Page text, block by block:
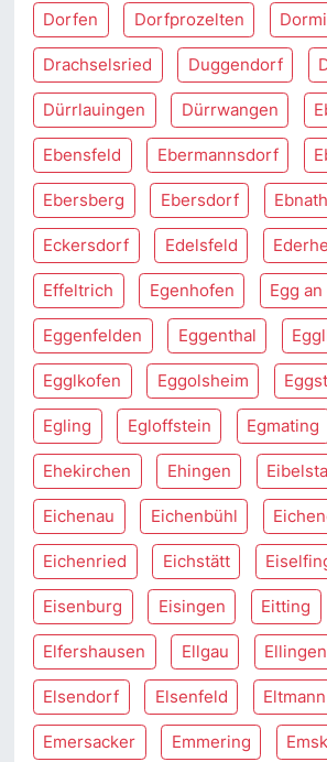
Dorfen Dorfprozelten
Drachselsried Duggendorf
Dürrlauingen Dürrwangen
Ebensfeld Ebermannsdorf
Ebersberg Ebersdorf Ebnath
Eckersdorf Edelsfeld
Effeltrich Egenhofen Egg
Eggenfelden Eggenthal
Egglkofen Eggolsheim
Egling Egloffstein Egmating
Ehekirchen Ehingen
Eichenau Eichenbühl
Eichenried Eichstätt
Eisenburg Eisingen Eitting
Elfershausen Ellgau Ellingen
Elsendorf Elsenfeld Eltmann
Emersacker Emmering